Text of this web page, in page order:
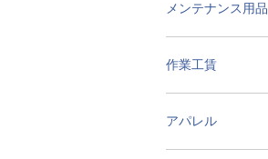
メンテナンス用品
作業工賃
アパレル